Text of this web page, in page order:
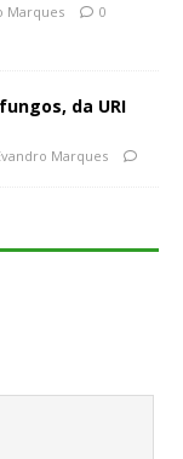
Marques 0
da URI
Marques